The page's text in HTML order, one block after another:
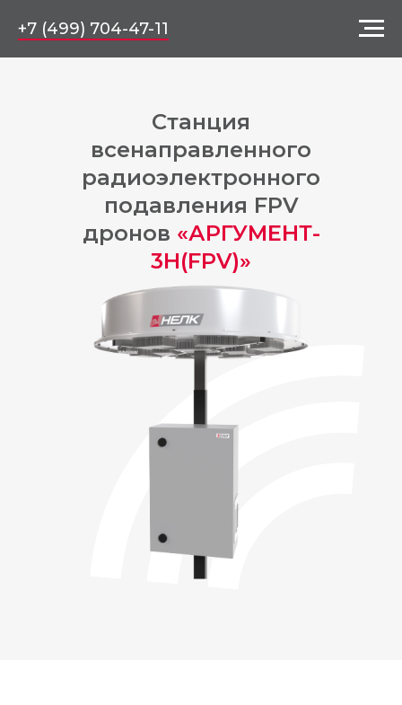
+7 (499) 704-47-11
Станция
всенаправленного
радиоэлектронного
подавления FPV
дронов «АРГУМЕНТ-
3H(FPV)»